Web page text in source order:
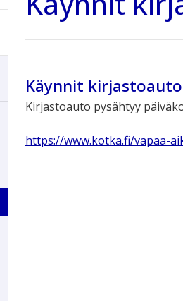
Käynnit
Kirjastoauto pysähtyy
https://www.kotka.fi/vapaa-